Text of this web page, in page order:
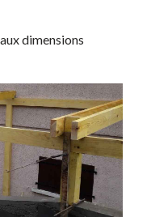
dimensions